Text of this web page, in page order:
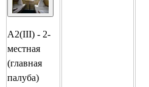
А2(III) - 2-
местная
(главная
палуба)